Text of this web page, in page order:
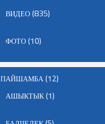
ВИДЕО(835)
ФОТО(10)
ПАЙШАМБА(12)
АШЫКТЫК(1)